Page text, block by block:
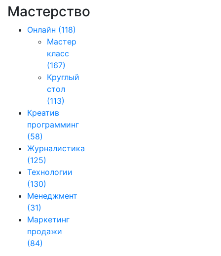
Мастерство
Онлайн (118)
Мастер
класс
(167)
Круглый
стол
(113)
Креатив
программинг
(58)
Журналистика
(125)
Технологии
(130)
Менеджмент
(31)
Маркетинг
продажи
(84)